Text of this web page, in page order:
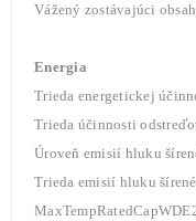
Vážený zostávajúci
Energia
Trieda energetickej
Trieda účinnosti
Úroveň emisií hluku
Trieda emisií hluku